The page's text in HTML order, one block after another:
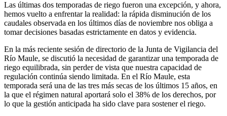
Las últimas dos temporadas de riego fueron una excepción, y ahora,
hemos vuelto a enfrentar la realidad: la rápida disminución de los
caudales observada en los últimos días de noviembre nos obliga a
tomar decisiones basadas estrictamente en datos y evidencia.
En la más reciente sesión de directorio de la Junta de Vigilancia del
Río Maule, se discutió la necesidad de garantizar una temporada de
riego equilibrada, sin perder de vista que nuestra capacidad de
regulación continúa siendo limitada. En el Río Maule, esta
temporada será una de las tres más secas de los últimos 15 años, en
la que el régimen natural aportará solo el 38% de los derechos, por
lo que la gestión anticipada ha sido clave para sostener el riego.